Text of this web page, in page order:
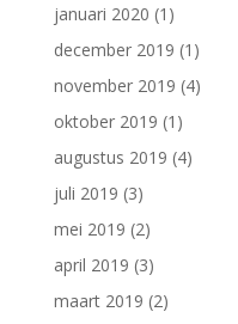
januari 2020 (1)
december 2019 (1)
november 2019 (4)
oktober 2019 (1)
augustus 2019 (4)
juli 2019 (3)
mei 2019 (2)
april 2019 (3)
maart 2019 (2)